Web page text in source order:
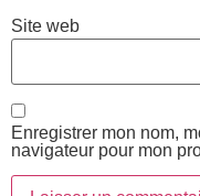
Site web
Enregistrer mon nom,
navigateur pour mon